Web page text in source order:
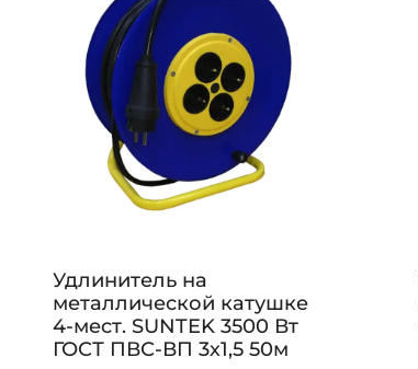
Удлинитель на
металлической катушке
4-мест. SUNTEK 3500 Вт
ГОСТ ПВС-ВП 3х1,5 50м